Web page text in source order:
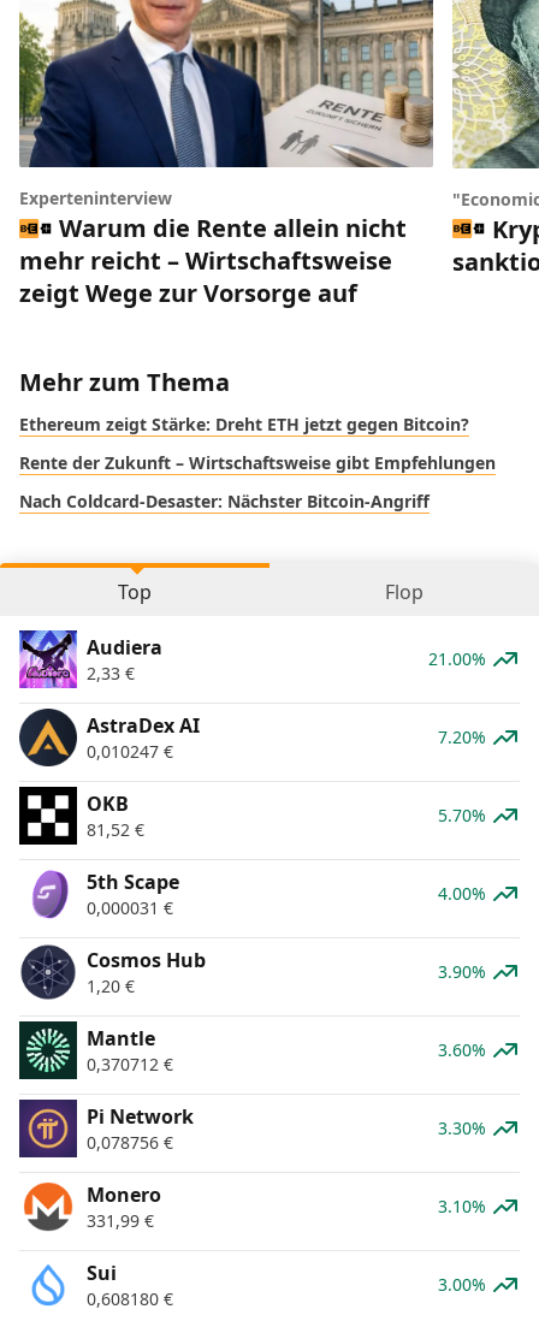
Experteninterview
Warum die Rente allein nicht
mehr reicht – Wirtschaftsweise
zeigt Wege zur Vorsorge auf
Mehr zum Thema
Ethereum zeigt Stärke: Dreht ETH jetzt gegen Bitcoin?
Rente der Zukunft – Wirtschaftsweise gibt Empfehlungen
Nach Coldcard-Desaster: Nächster Bitcoin-Angriff
Top Flop
Audiera
2,33 €
21.00%
AstraDex AI
0,010247 €
7.20%
OKB
81,52 €
5.70%
5th Scape
0,000031 €
4.00%
Cosmos Hub
1,20 €
3.90%
Mantle
0,370712 €
3.60%
Pi Network
0,078756 €
3.30%
Monero
331,99 €
3.10%
Sui
0,608180 €
3.00%